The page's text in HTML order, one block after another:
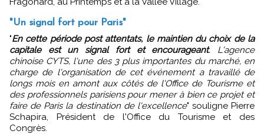
"Un signal fort pour Paris"
"En cette période post attentats, le maintien du choix de la
capitale est un signal fort et encourageant. L'agence
chinoise CYTS, l'une des 3 plus importantes du marché, en
charge de l'organisation de cet événement a travaillé de
longs mois en amont aux côtés de l'Office de Tourisme et
des professionnels parisiens pour mener à bien ce projet et
faire de Paris la destination de l'excellence" souligne Pierre
Schapira, Président de l'Office du Tourisme et des
Congrès.